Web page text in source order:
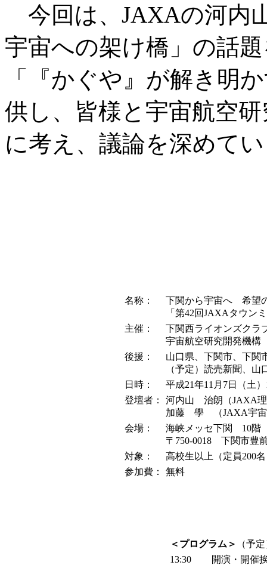
今回は、JAXAの河内
宇宙への架け橋」の話
「『かぐや』が解き明
供し、皆様と宇宙航空
に考え、議論を深めて
名称：
下関から宇宙へ 希望
「第42回JAXAタウン
主催：
下関西ライオンズクラ
宇宙航空研究開発機構
後援：
山口県、下関市、下関
（予定）読売新聞、
日時：
平成21年11月7日（土）
登壇者：
河内山 治朗（JAXA
加藤 學 （JAXA宇宙
会場：
海峡メッセ下関 10階
〒750-0018 下関市豊
対象：
高校生以上（定員200
参加費：
無料
＜プログラム＞
（予
13:30
開演・開催